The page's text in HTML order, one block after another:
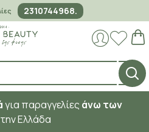
2310744968.
για παραγγελίες άνω των
Ελλάδα